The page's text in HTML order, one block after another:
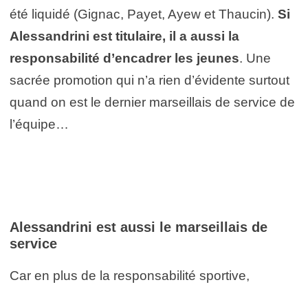
été liquidé (Gignac, Payet, Ayew et Thaucin). Si
Alessandrini est titulaire, il a aussi la
responsabilité d’encadrer les jeunes. Une
sacrée promotion qui n’a rien d’évidente surtout
quand on est le dernier marseillais de service de
l’équipe…
Alessandrini est aussi le marseillais de
service
Car en plus de la responsabilité sportive,